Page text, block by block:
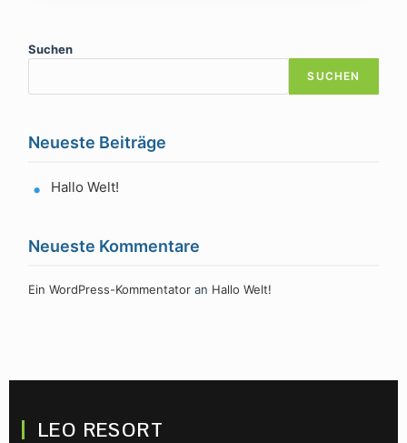
Suchen
SUCHEN
Neueste Beiträge
Hallo Welt!
Neueste Kommentare
Ein WordPress-Kommentator an Hallo Welt!
LEO RESORT